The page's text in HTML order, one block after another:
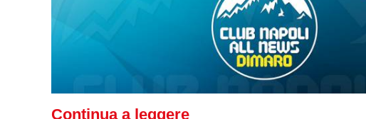
Continua a leggere